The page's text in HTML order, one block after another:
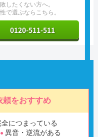
したくない方へ。
で選ぶならこちら。
0120-511-511
頼をおすすめ
全につまっている
異音・逆流がある